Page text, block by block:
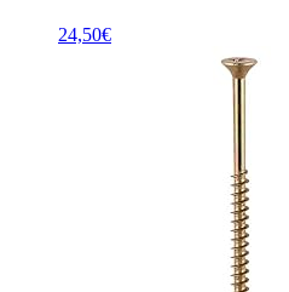
24,50€